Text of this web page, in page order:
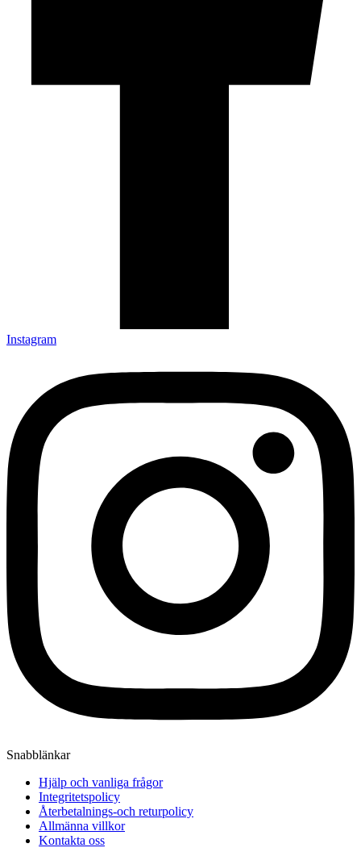
Instagram
Snabblänkar
Hjälp och vanliga frågor
Integritetspolicy
Återbetalnings-och returpolicy
Allmänna villkor
Kontakta oss